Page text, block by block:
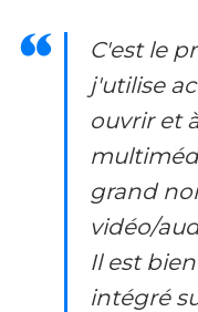
C'est le
j'utilise
ouvrir et
grand
vidéo/
Il est
intégré